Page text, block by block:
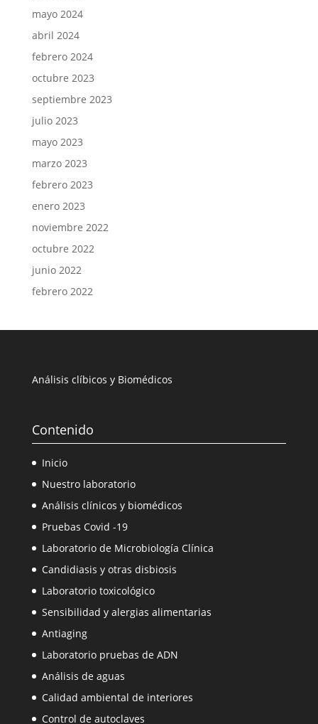
mayo 2024
abril 2024
febrero 2024
octubre 2023
septiembre 2023
julio 2023
mayo 2023
marzo 2023
febrero 2023
enero 2023
noviembre 2022
octubre 2022
junio 2022
febrero 2022
Análisis clíbicos y Biomédicos
Contenido
Inicio
Nuestro laboratorio
Análisis clínicos y biomédicos
Pruebas Covid -19
Laboratorio de Microbiología Clínica
Candidiasis y otras disbiosis
Laboratorio toxicológico
Sensibilidad y alergias alimentarias
Antiaging
Laboratorio pruebas de ADN
Análisis de aguas
Calidad ambiental de interiores
Control de autoclaves